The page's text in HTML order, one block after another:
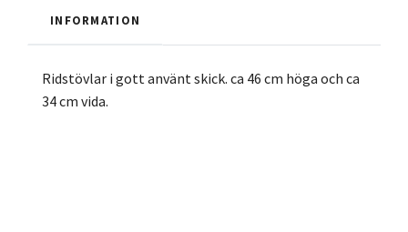
INFORMATION
Ridstövlar i gott använt skick. ca 46 cm höga och ca
34 cm vida.